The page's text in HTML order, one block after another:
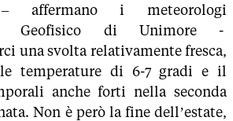
affermano i meteorologi
Geofisico di Unimore -
una svolta relativamente fresca,
temperature di 6-7 gradi e il
anche forti nella seconda
Non è però la fine dell’estate,